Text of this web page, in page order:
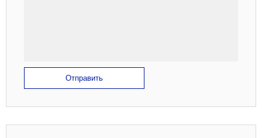
Отправить